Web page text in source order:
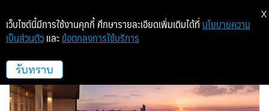
โรงแรมฮิลตัน พัทยา
เว็บไซต์นี้มีการใช้งานคุกกี้ ศึกษารายละเอียดเพิ่มเติมได้ที่ นโยบายความ
เป็นส่วนตัว และ ข้อตกลงการใช้บริการ
รับทราบ
X